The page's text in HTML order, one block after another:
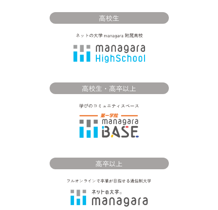
高校生
高校生・高卒以上
高卒以上